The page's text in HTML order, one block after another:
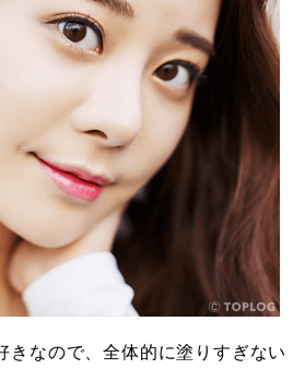
きなので、全体的に塗りすぎない